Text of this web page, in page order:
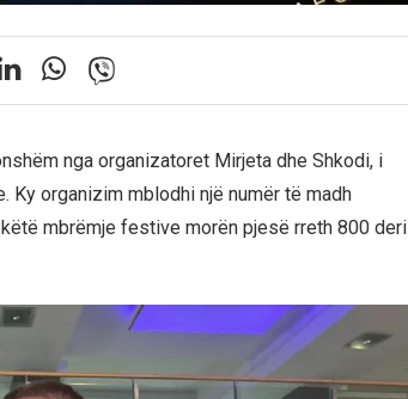
nga organizatoret Mirjeta dhe Shkodi, i
Ky organizim mblodhi një numër të madh
mbrëmje festive morën pjesë rreth 800 deri